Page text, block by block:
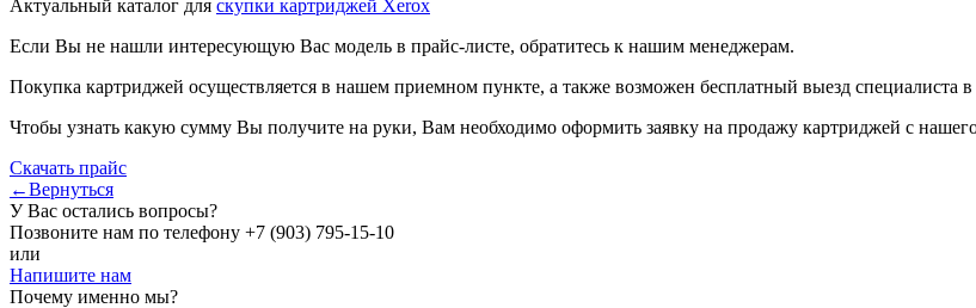
Актуальный каталог для скупки картриджей Xerox
Если Вы не нашли интересующую Вас модель в прайс-листе, обратитесь к нашим менеджерам.
Покупка картриджей осуществляется в нашем приемном пункте, а также возможен бесплатный выезд специалиста
Чтобы узнать какую сумму Вы получите на руки, Вам необходимо оформить заявку на продажу картриджей с
Скачать прайс
←Вернуться
У Вас остались вопросы?
Позвоните нам по телефону +7 (903) 795-15-10
или
Напишите нам
Почему именно мы?